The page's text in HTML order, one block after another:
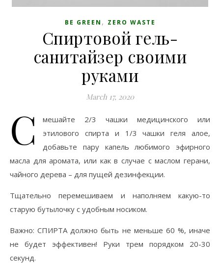
BE GREEN , ZERO WASTE
Спиртовой гель-
санитайзер своими
руками
March 17, 2020
С
мешайте 2/3 чашки медицинского или
этилового спирта и 1/3 чашки геля алое,
добавьте пару капель любимого эфирного
масла для аромата, или как в случае с маслом герани,
чайного дерева – для пущей дезинфекции.
Тщательно перемешиваем и наполняем какую-то
старую бутылочку с удобным носиком.
Важно: СПИРТА должно быть не меньше 60 %, иначе
не будет эффективен! Руки трем порядком 20-30
секунд.